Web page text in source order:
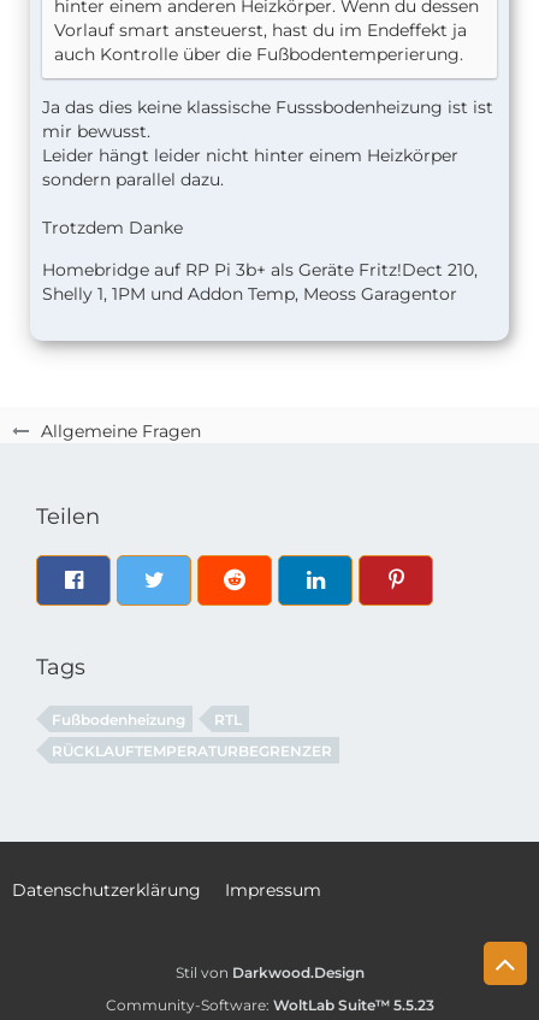
Allgemeine Fragen
hinter einem anderen Heizkörper. Wenn du dessen
Vorlauf smart ansteuerst, hast du im Endeffekt ja
auch Kontrolle über die Fußbodentemperierung.
Ja das dies keine klassische Fusssbodenheizung ist ist
mir bewusst.
Leider hängt leider nicht hinter einem Heizkörper
sondern parallel dazu.
Trotzdem Danke
Homebridge auf RP Pi 3b+ als Geräte Fritz!Dect 210,
Shelly 1, 1PM und Addon Temp, Meoss Garagentor
Teilen
Tags
Fußbodenheizung
RTL
RÜCKLAUFTEMPERATURBEGRENZER
Datenschutzerklärung Impressum
Stil von Darkwood.Design
Community-Software: WoltLab Suite™ 5.5.23